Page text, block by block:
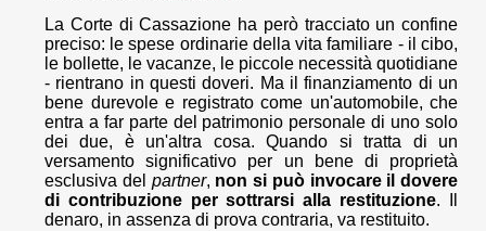
La Corte di Cassazione ha però tracciato un confine
preciso: le spese ordinarie della vita familiare - il cibo,
le bollette, le vacanze, le piccole necessità quotidiane
- rientrano in questi doveri. Ma il finanziamento di un
bene durevole e registrato come un'automobile, che
entra a far parte del patrimonio personale di uno solo
dei due, è un'altra cosa. Quando si tratta di un
versamento significativo per un bene di proprietà
esclusiva del partner, non si può invocare il dovere
di contribuzione per sottrarsi alla restituzione. Il
denaro, in assenza di prova contraria, va restituito.